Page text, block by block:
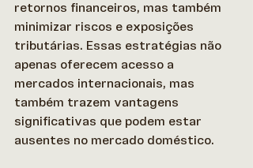
retornos financeiros, mas também
minimizar riscos e exposições
tributárias. Essas estratégias não
apenas oferecem acesso a
mercados internacionais, mas
também trazem vantagens
significativas que podem estar
ausentes no mercado doméstico.